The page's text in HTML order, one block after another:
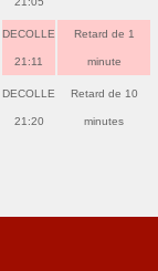
DECOLLE
21:11
Retard de 1
minute
DECOLLE
21:20
Retard de 10
minutes